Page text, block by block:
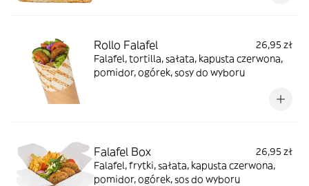
Rollo Falafel
26,95 zł
Falafel, tortilla, sałata, kapusta czerwona,
pomidor, ogórek, sosy do wyboru
Falafel Box
26,95 zł
Falafel, frytki, sałata, kapusta czerwona,
pomidor, ogórek, sos do wyboru